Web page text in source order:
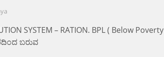
SYSTEM – RATION. BPL ( Below Poverty
ಬರುವ